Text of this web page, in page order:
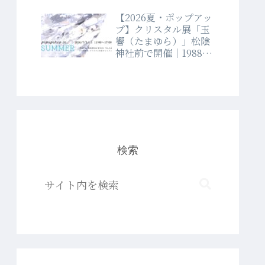
【2026夏・ポップアッ
プ】クリスタル展「玉
響（たまゆら）」松陰
神社前で開催｜1988年
検索